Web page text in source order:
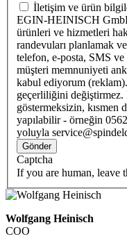
İletişim ve ürün
EGIN-HEINISCH
ürünleri ve hizmetleri
randevuları planlamak
telefon, e-posta, SMS ve
müşteri memnuniyeti
kabul ediyorum
geçerliliğini değiştirmez.
göstermeksizin,
yapılabilir - örneğin
yoluyla
Gönder
Captcha
If you are human, leave
Wolfgang Heinisch
COO